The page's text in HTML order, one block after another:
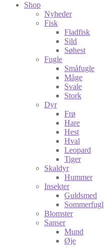
Shop
Nyheder
Fisk
Fladfisk
Sild
Søhest
Fugle
Småfugle
Måge
Svale
Stork
Dyr
Frø
Hare
Hest
Hval
Leopard
Tiger
Skaldyr
Hummer
Insekter
Guldsmed
Sommerfugl
Blomster
Sanser
Mund
Øje